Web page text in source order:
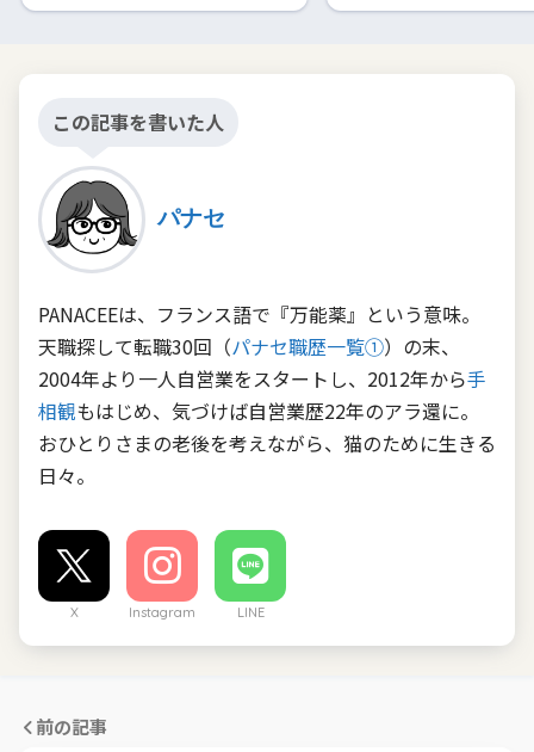
この記事を書いた人
パナセ
PANACEEは、フランス語で『万能薬』という意味。
天職探して転職30回（パナセ職歴一覧①）の末、
2004年より一人自営業をスタートし、2012年から手
相観もはじめ、気づけば自営業歴22年のアラ還に。
おひとりさまの老後を考えながら、猫のために生きる
日々。
X Instagram LINE
前の記事